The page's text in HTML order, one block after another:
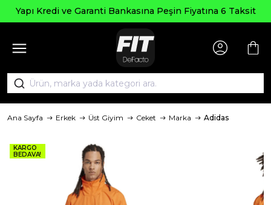
Garanti Bankasına Peşin Fiyatına 6 Taksit
Ana Sayfa Erkek Üst Giyim Ceket Marka Adidas
KARGO
BEDAVA!